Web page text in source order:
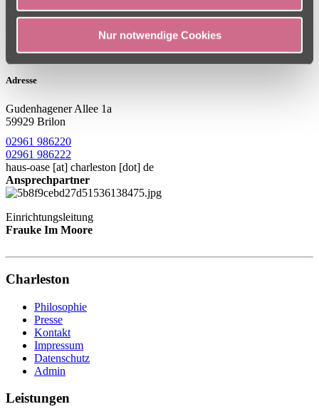
Nur notwendige Cookies
Adresse
Gudenhagener Allee 1a
59929 Brilon
02961 986220
02961 986222
haus-oase [at] charleston [dot] de
Ansprechpartner
Einrichtungsleitung
Frauke Im Moore
Charleston
Philosophie
Presse
Kontakt
Impressum
Datenschutz
Admin
Leistungen